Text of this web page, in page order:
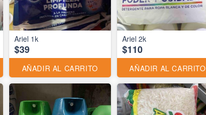
Ariel 1k
$39
AÑADIR AL CARRITO
Ariel 2k
$110
AÑADIR AL CARRITO